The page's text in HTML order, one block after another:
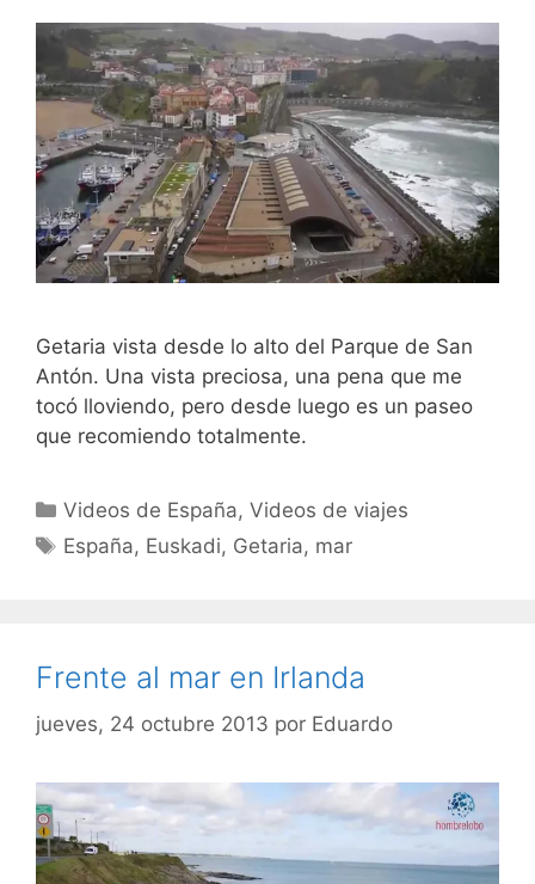
Getaria vista desde lo alto del Parque de San
Antón. Una vista preciosa, una pena que me
tocó lloviendo, pero desde luego es un paseo
que recomiendo totalmente.
Categorías
Videos de España,Videos de viajes
Etiquetas
España, Euskadi, Getaria, mar
Frente al mar en Irlanda
jueves, 24 octubre 2013 por Eduardo